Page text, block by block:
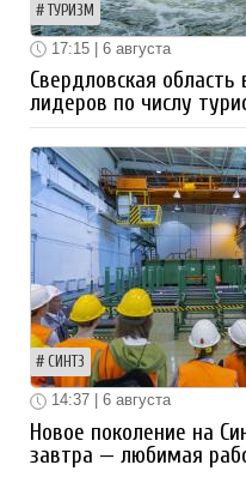
ТУРИЗМ
17:15 | 6 августа
Свердловская
лидеров по числу
СИНТЗ
14:37 | 6 августа
Новое поколение на
завтра — любимая